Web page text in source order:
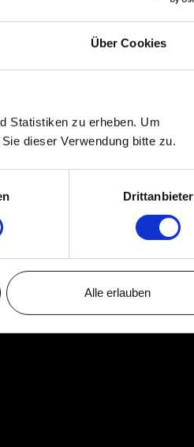
Über Cookies
Statistiken zu erheben. Um
dieser Verwendung bitte zu.
Drittanbieter
Alle erlauben